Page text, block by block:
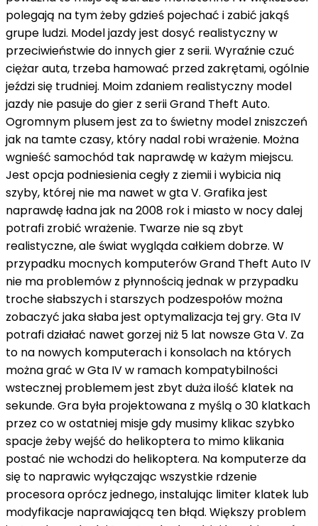
polegają na tym żeby gdzieś pojechać i zabić jakąś
grupe ludzi. Model jazdy jest dosyć realistyczny w
przeciwieństwie do innych gier z serii. Wyraźnie czuć
ciężar auta, trzeba hamować przed zakrętami, ogólnie
jeździ się trudniej. Moim zdaniem realistyczny model
jazdy nie pasuje do gier z serii Grand Theft Auto.
Ogromnym plusem jest za to świetny model zniszczeń
jak na tamte czasy, który nadal robi wrażenie. Można
wgnieść samochód tak naprawdę w każym miejscu.
Jest opcja podniesienia cegły z ziemii i wybicia nią
szyby, której nie ma nawet w gta V. Grafika jest
naprawdę ładna jak na 2008 rok i miasto w nocy dalej
potrafi zrobić wrażenie. Twarze nie są zbyt
realistyczne, ale świat wygląda całkiem dobrze. W
przypadku mocnych komputerów Grand Theft Auto IV
nie ma problemów z płynnością jednak w przypadku
troche słabszych i starszych podzespołów można
zobaczyć jaka słaba jest optymalizacja tej gry. Gta IV
potrafi działać nawet gorzej niż 5 lat nowsze Gta V. Za
to na nowych komputerach i konsolach na których
można grać w Gta IV w ramach kompatybilności
wstecznej problemem jest zbyt duża ilość klatek na
sekunde. Gra była projektowana z myślą o 30 klatkach
przez co w ostatniej misje gdy musimy klikac szybko
spacje żeby wejść do helikoptera to mimo klikania
postać nie wchodzi do helikoptera. Na komputerze da
się to naprawic wyłączając wszystkie rdzenie
procesora oprócz jednego, instalując limiter klatek lub
modyfikacje naprawiającą ten błąd. Większy problem